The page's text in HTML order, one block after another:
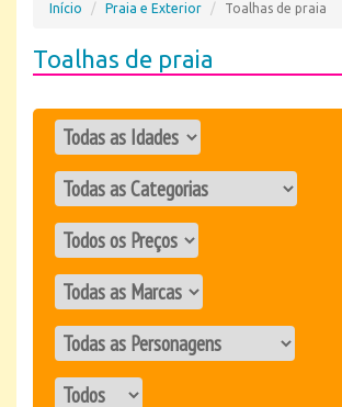
Início Praia e Exterior Toalhas de praia
Toalhas de praia